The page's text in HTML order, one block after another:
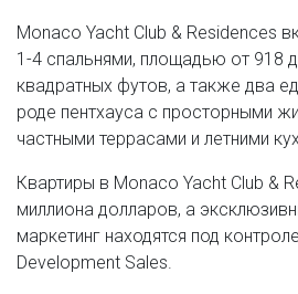
Monaco Yacht Club & Residences
1-4 спальнями, площадью от 918
квадратных футов, а также два
роде пентхауса с просторными
частными террасами и летними
Квартиры в Monaco Yacht Club &
миллиона долларов, а
маркетинг находятся под
Development Sales.